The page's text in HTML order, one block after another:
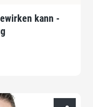
kann -